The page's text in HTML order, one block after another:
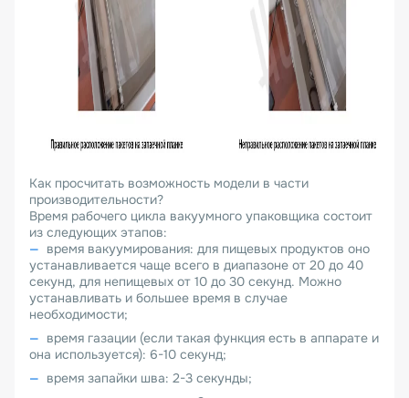
Как просчитать возможность модели в части
производительности?
Время рабочего цикла вакуумного упаковщика состоит
из следующих этапов:
время вакуумирования: для пищевых продуктов оно
устанавливается чаще всего в диапазоне от 20 до 40
секунд, для непищевых от 10 до 30 секунд. Можно
устанавливать и большее время в случае
необходимости;
время газации (если такая функция есть в аппарате и
она используется): 6-10 секунд;
время запайки шва: 2-3 секунды;